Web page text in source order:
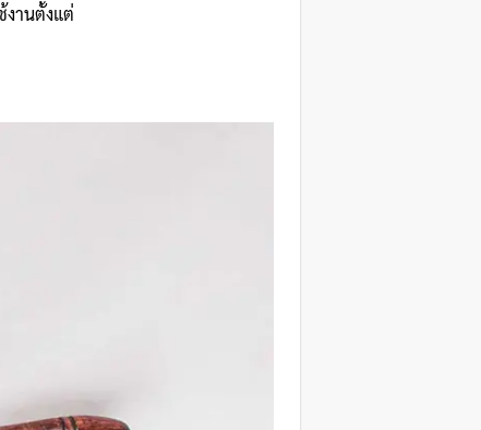
งานตั้งแต่